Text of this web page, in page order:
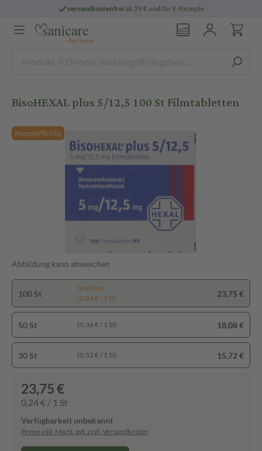
versandkostenfreiab 29 € und für E-Rezepte
BisoHEXAL plus 5/12,5 100 St Filmtabletten
Rezeptpflichtig
Abbildung kann abweichen
100 St
Spartipp
(0,24 € / 1 St)
23,75 €
50 St (0,36 € / 1 St) 18,08 €
30 St (0,52 € / 1 St) 15,72 €
23,75 €
0,24 € / 1 St
Verfügbarkeit unbekannt
Preise inkl. MwSt. ggf. zzgl. Versandkosten